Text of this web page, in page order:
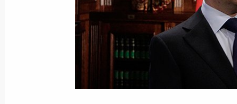
Утверждён новый состав Правительства
21 мая 2012 года, 14:00